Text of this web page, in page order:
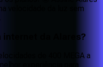
velocidade da luz sem
internet da Alares?
de 400 MEGA a
experiência para